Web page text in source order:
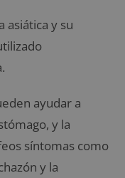
asiática y su
ayudar a
y la
síntomas como
y la